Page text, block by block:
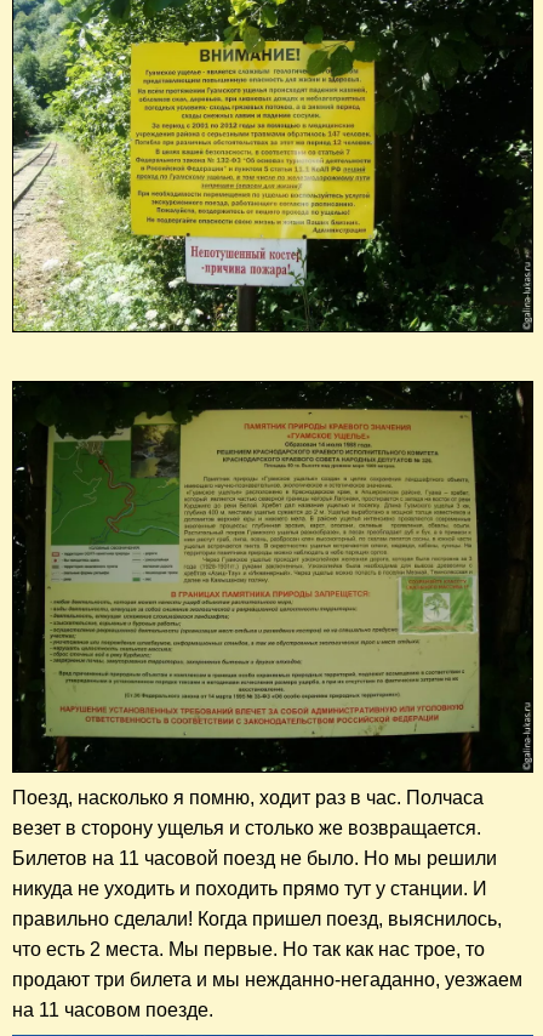
Поезд, насколько я помню, ходит раз в час. Полчаса
везет в сторону ущелья и столько же возвращается.
Билетов на 11 часовой поезд не было. Но мы решили
никуда не уходить и походить прямо тут у станции. И
правильно сделали! Когда пришел поезд, выяснилось,
что есть 2 места. Мы первые. Но так как нас трое, то
продают три билета и мы нежданно-негаданно, уезжаем
на 11 часовом поезде.